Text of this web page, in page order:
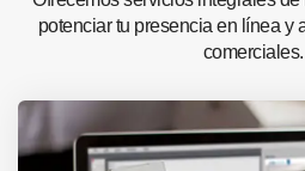
potenciar tu presencia en línea y
comerciales.